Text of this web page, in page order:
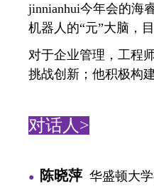
jinnianhui今年会的海
机器人的“元”大脑，
对于企业管理，工程
挑战创新；他积极构
对话人>
● 陈晓萍 华盛顿大